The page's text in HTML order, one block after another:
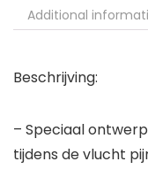
Additional
Beschrijving:
– Speciaal
tijdens de vlucht